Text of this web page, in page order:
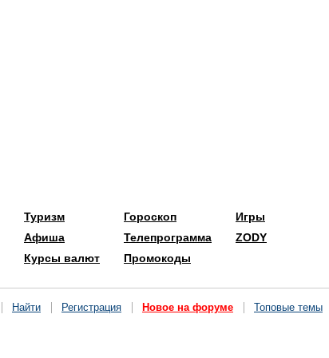
Туризм
Афиша
Курсы валют
Гороскоп
Телепрограмма
Промокоды
Игры
ZODY
Найти Регистрация Новое на форуме Топовые темы